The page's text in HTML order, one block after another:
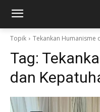
Topik Tekankan Humanisme
Tag:
dan